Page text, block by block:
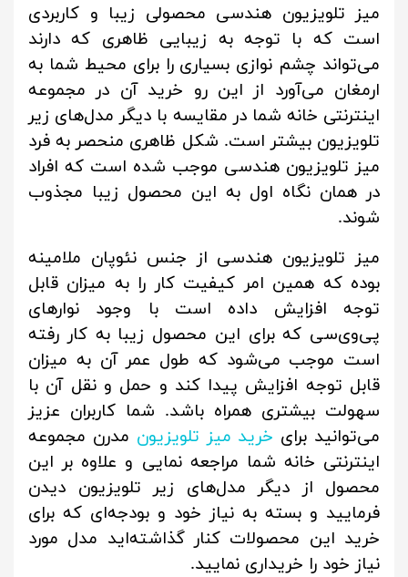
میز تلویزیون هندسی محصولی زیبا و کاربردی
است که با توجه به زیبایی ظاهری که دارند
می‌تواند چشم نوازی بسیاری را برای محیط شما به
ارمغان می‌آورد از این رو خرید آن در مجموعه
اینترنتی خانه شما در مقایسه با دیگر مدل‌های زیر
تلویزیون بیشتر است. شکل ظاهری منحصر به فرد
میز تلویزیون هندسی موجب شده است که افراد
در همان نگاه اول به این محصول زیبا مجذوب
شوند.
میز تلویزیون هندسی از جنس نئوپان ملامینه
بوده که همین امر کیفیت کار را به میزان قابل
توجه افزایش داده است با وجود نوارهای
پی‌وی‌سی که برای این محصول زیبا به کار رفته
است موجب می‌شود که طول عمر آن به میزان
قابل توجه افزایش پیدا کند و حمل و نقل آن با
سهولت بیشتری همراه باشد. شما کاربران عزیز
می‌توانید برای خرید میز تلویزیون مدرن مجموعه
اینترنتی خانه شما مراجعه نمایی و علاوه بر این
محصول از دیگر مدل‌های زیر تلویزیون دیدن
فرمایید و بسته به نیاز خود و بودجه‌ای که برای
خرید این محصولات کنار گذاشته‌اید مدل مورد
نیاز خود را خریداری نمایید.